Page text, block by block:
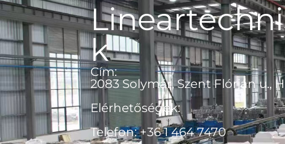
Lineartechni
k
Cím:
2083 Solymár, Szent Flórián u.,
Elérhetőségek:
Telefon: +36 1 464 7470